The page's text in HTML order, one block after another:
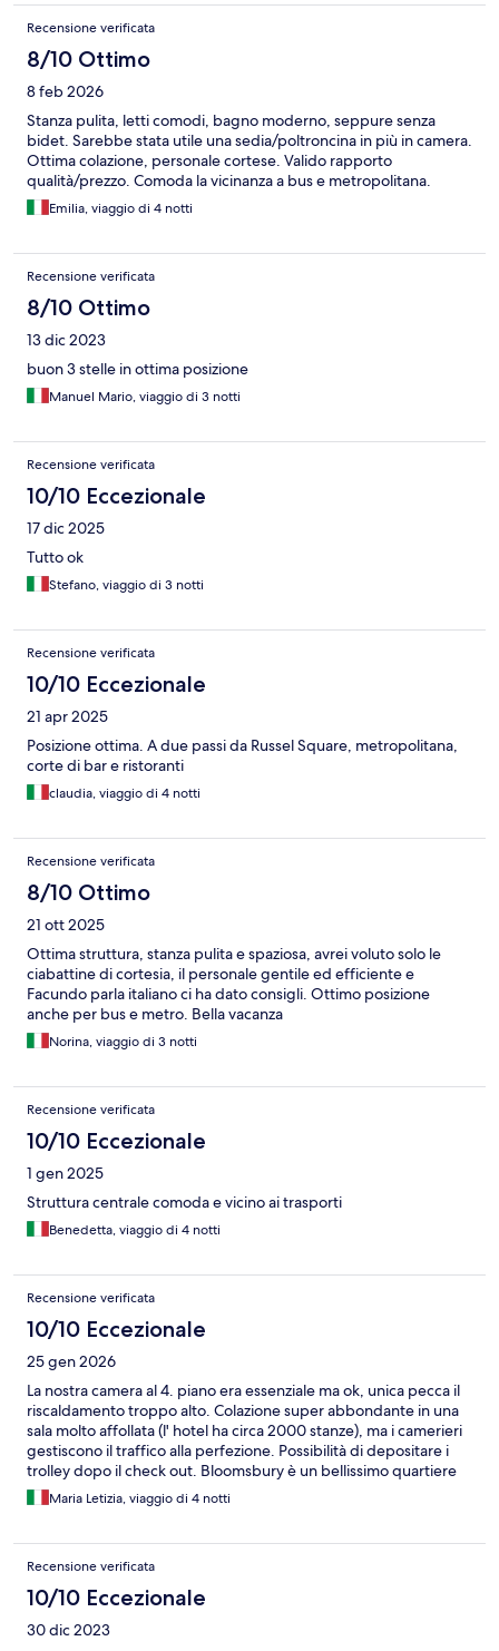
Recensione verificata
8/10 Ottimo
8 feb 2026
Stanza pulita, letti comodi, bagno moderno, seppure senza
bidet. Sarebbe stata utile una sedia/poltroncina in più in camera.
Ottima colazione, personale cortese. Valido rapporto
qualità/prezzo. Comoda la vicinanza a bus e metropolitana.
Emilia, viaggio di 4 notti
Recensione verificata
8/10 Ottimo
13 dic 2023
buon 3 stelle in ottima posizione
Manuel Mario, viaggio di 3 notti
Recensione verificata
10/10 Eccezionale
17 dic 2025
Tutto ok
Stefano, viaggio di 3 notti
Recensione verificata
10/10 Eccezionale
21 apr 2025
Posizione ottima. A due passi da Russel Square, metropolitana,
corte di bar e ristoranti
claudia, viaggio di 4 notti
Recensione verificata
8/10 Ottimo
21 ott 2025
Ottima struttura, stanza pulita e spaziosa, avrei voluto solo le
ciabattine di cortesia, il personale gentile ed efficiente e
Facundo parla italiano ci ha dato consigli. Ottimo posizione
anche per bus e metro. Bella vacanza
Norina, viaggio di 3 notti
Recensione verificata
10/10 Eccezionale
1 gen 2025
Struttura centrale comoda e vicino ai trasporti
Benedetta, viaggio di 4 notti
Recensione verificata
10/10 Eccezionale
25 gen 2026
La nostra camera al 4. piano era essenziale ma ok, unica pecca il
riscaldamento troppo alto. Colazione super abbondante in una
sala molto affollata (l' hotel ha circa 2000 stanze), ma i camerieri
gestiscono il traffico alla perfezione. Possibilità di depositare i
trolley dopo il check out. Bloomsbury è un bellissimo quartiere
per soggiornare, soprattutto se si arriva col volo a Heathrow.
Consigliatissimo
Maria Letizia, viaggio di 4 notti
Recensione verificata
10/10 Eccezionale
30 dic 2023